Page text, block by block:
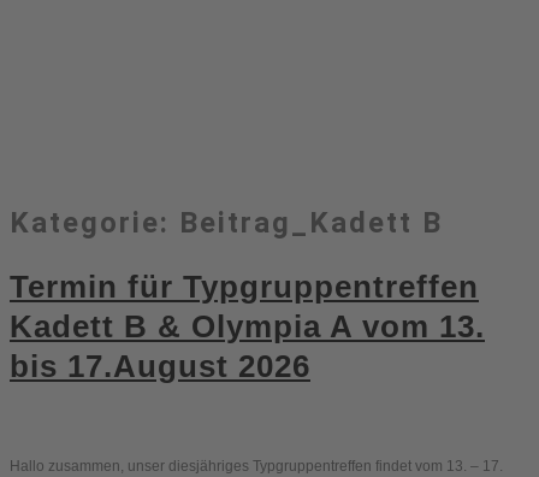
Kategorie: Beitrag_Kadett B
Termin für Typgruppentreffen
Kadett B & Olympia A vom 13.
bis 17.August 2026
Hallo zusammen, unser diesjähriges Typgruppentreffen findet vom 13. – 17.